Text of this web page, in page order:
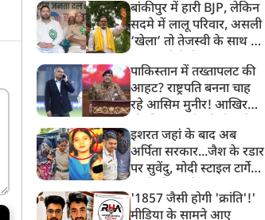
बांकीपुर में हारी BJP, लेकिन
सदमे में लालू परिवार, असली
‘खेला’ तो तेजस्वी के साथ हो
पाकिस्तान में तख्तापलट की
आहट? राष्ट्रपति बनना चाह
रहे आसिम मुनीर! आखिर
बनाया मोहरा?
इशरत जहां के बाद अब
अर्पिता सरकार...जैश के रडार
पर सुवेंदु, मोदी स्टाइल टार्गेट
बड़ा एक्शन!
'1857 जैसी होगी 'क्रांति'!'
मीडिया के सामने आए